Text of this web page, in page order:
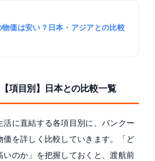
物価は安い？日本・アジアとの比較
項目別】日本との比較一覧
活に直結する各項目別に、バンクー
価を詳しく比較していきます。「ど
いのか」を把握しておくと、渡航前